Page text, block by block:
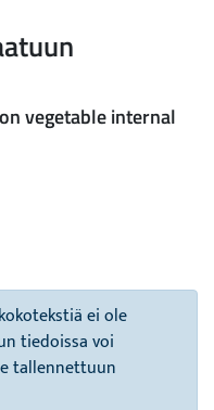
vegetable internal
ei ole
tiedoissa voi
tallennettuun